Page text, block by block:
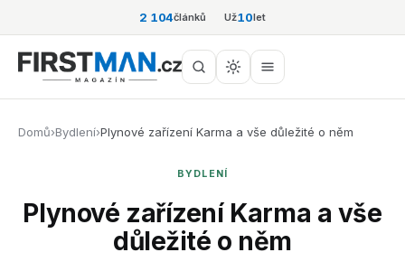
2 104článků Už10let
Domů›Bydlení›Plynové zařízení Karma a vše důležité o něm
BYDLENÍ
Plynové zařízení Karma a vše
důležité o něm